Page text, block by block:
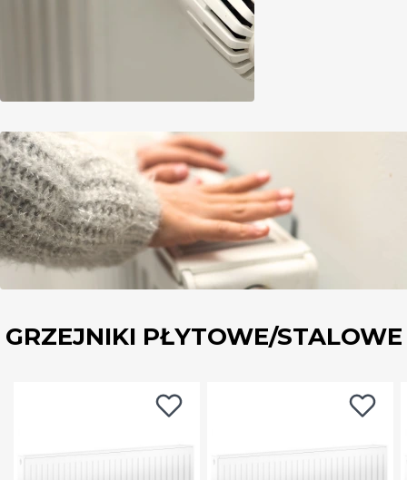
GRZEJNIKI PŁYTOWE/STALOWE